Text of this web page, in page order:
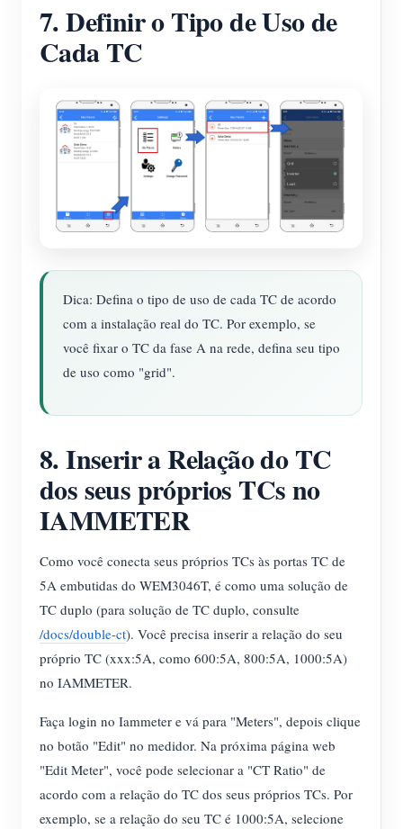
7. Definir o Tipo de Uso de
Cada TC
Dica: Defina o tipo de uso de cada TC de acordo
com a instalação real do TC. Por exemplo, se
você fixar o TC da fase A na rede, defina seu tipo
de uso como "grid".
8. Inserir a Relação do TC
dos seus próprios TCs no
IAMMETER
Como você conecta seus próprios TCs às portas TC de
5A embutidas do WEM3046T, é como uma solução de
TC duplo (para solução de TC duplo, consulte
/docs/double-ct). Você precisa inserir a relação do seu
próprio TC (xxx:5A, como 600:5A, 800:5A, 1000:5A)
no IAMMETER.
Faça login no Iammeter e vá para "Meters", depois clique
no botão "Edit" no medidor. Na próxima página web
"Edit Meter", você pode selecionar a "CT Ratio" de
acordo com a relação do TC dos seus próprios TCs. Por
exemplo, se a relação do seu TC é 1000:5A, selecione